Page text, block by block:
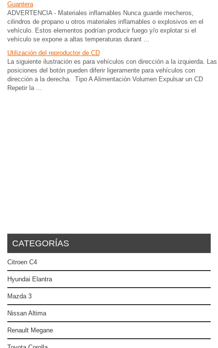
Guantera
ADVERTENCIA - Materiales inflamables Nunca guarde mecheros,
cilindros de propano u otros materiales inflamables o explosivos en el
vehículo. Estos elementos podrían producir fuego y/o explotar si el
vehículo se expone a altas temperaturas durant ...
Utilización del reproductor de CD
La siguiente ilustración es para vehículos con dirección a la izquierda. Las
posiciones del botón pueden diferir ligeramente para vehículos con
dirección a la derecha. Tipo A Alimentación Volumen Expulsar un CD
Repetir la ...
CATEGORÍAS
Citroen C4
Hyundai Elantra
Mazda 3
Nissan Altima
Renault Megane